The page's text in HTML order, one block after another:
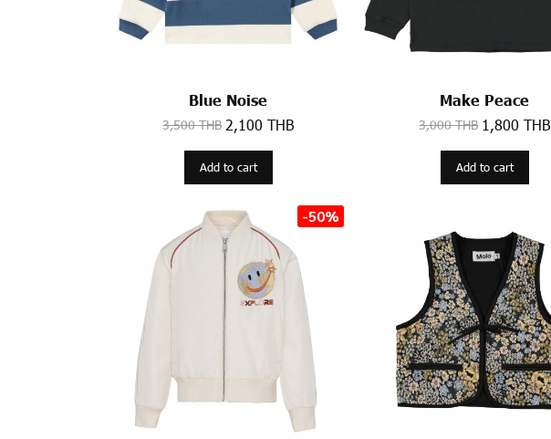
Blue Noise
3,500 THB 2,100 THB
Add to cart
Make Peace
3,000 THB 1,800 THB
Add to cart
-50%